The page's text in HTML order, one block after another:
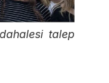
talep